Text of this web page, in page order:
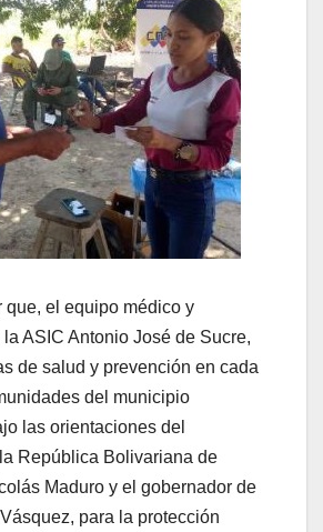
que, el equipo médico y
ASIC Antonio José de Sucre,
de salud y prevención en cada
del municipio
las orientaciones del
República Bolivariana de
Maduro y el gobernador de
para la protección